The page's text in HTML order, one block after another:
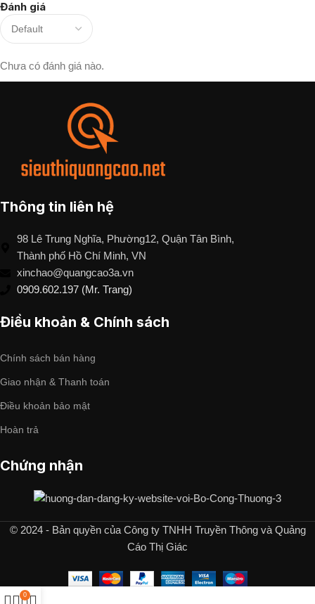
Đánh giá
Chưa có đánh giá nào.
Thông tin liên hệ
98 Lê Trung Nghĩa, Phường12, Quận Tân Bình,
Thành phố Hồ Chí Minh, VN
xinchao@quangcao3a.vn
0909.602.197 (Mr. Trang)
Điều khoản & Chính sách
Chính sách bán hàng
Giao nhận & Thanh toán
Điều khoản bảo mật
Hoàn trả
Chứng nhận
© 2024 - Bản quyền của Công ty TNHH Truyền Thông và Quảng
Cáo Thị Giác
0